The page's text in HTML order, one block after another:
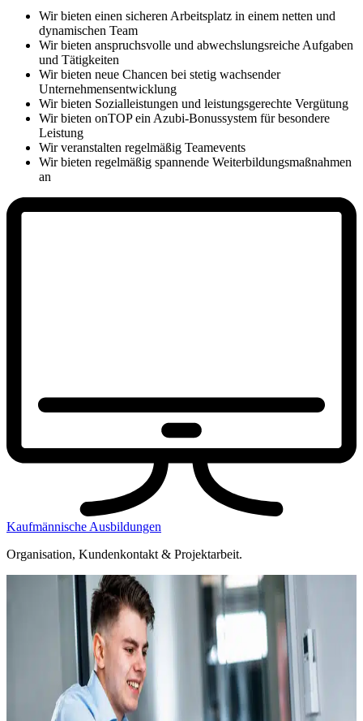
Wir bieten einen sicheren Arbeitsplatz in einem netten und
dynamischen Team
Wir bieten anspruchsvolle und abwechslungsreiche Aufgaben
und Tätigkeiten
Wir bieten neue Chancen bei stetig wachsender
Unternehmensentwicklung
Wir bieten Sozialleistungen und leistungsgerechte Vergütung
Wir bieten onTOP ein Azubi-Bonussystem für besondere
Leistung
Wir veranstalten regelmäßig Teamevents
Wir bieten regelmäßig spannende Weiterbildungsmaßnahmen
an
Kaufmännische Ausbildungen
Organisation, Kundenkontakt & Projektarbeit.